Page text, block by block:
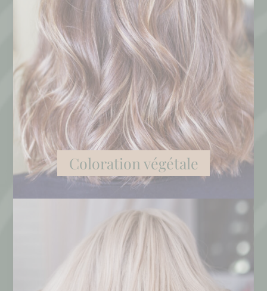
Coloration végétale